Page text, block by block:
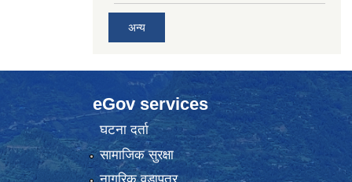
अन्य
eGov services
घटना दर्ता
सामाजिक सुरक्षा